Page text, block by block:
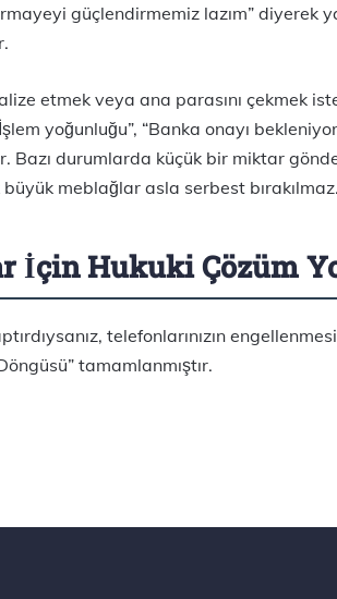
güçlendirmemiz lazım” diyerek
etmek veya ana parasını çekmek
yoğunluğu”, “Banka onayı
Bazı durumlarda küçük bir miktar
büyük meblağlar asla serbest bırakılmaz.
İçin Hukuki Çözüm
telefonlarınızın
tamamlanmıştır.